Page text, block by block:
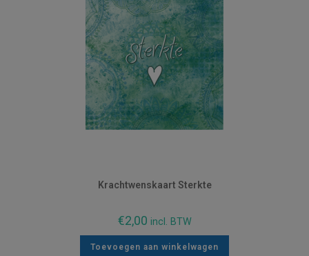
Krachtwenskaart Sterkte
€2,00 incl. BTW
Toevoegen aan winkelwagen